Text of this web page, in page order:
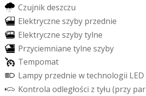
Czujnikdeszczu
Elektryczne szyby przednie
Elektryczne szybytylne
Przyciemniane tylne szyby
Tempomat
Lampy przednie wtechnologii LED
Kontrola odległości z tyłu (przy par